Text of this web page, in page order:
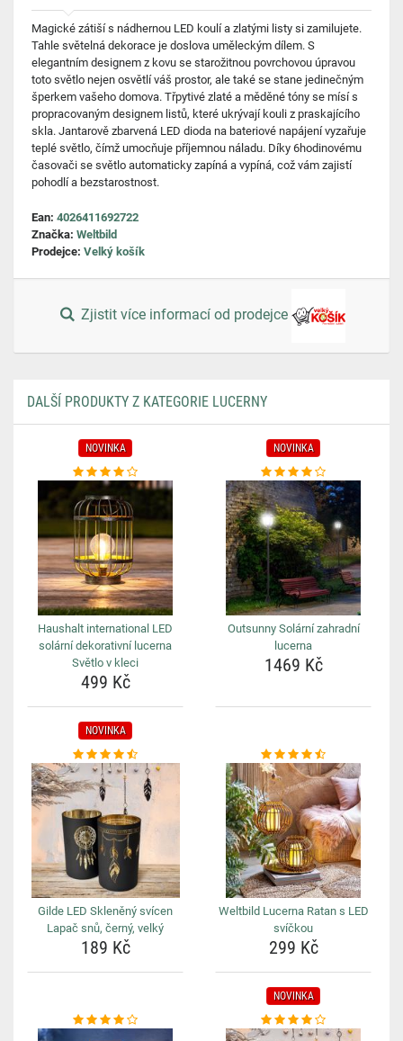
Magické zátiší s nádhernou LED koulí a zlatými listy si zamilujete.
Tahle světelná dekorace je doslova uměleckým dílem. S
elegantním designem z kovu se starožitnou povrchovou úpravou
toto světlo nejen osvětlí váš prostor, ale také se stane jedinečným
šperkem vašeho domova. Třpytivé zlaté a měděné tóny se mísí s
propracovaným designem listů, které ukrývají kouli z praskajícího
skla. Jantarově zbarvená LED dioda na bateriové napájení vyzařuje
teplé světlo, čímž umocňuje příjemnou náladu. Díky 6hodinovému
časovači se světlo automaticky zapíná a vypíná, což vám zajistí
pohodlí a bezstarostnost.
Ean: 4026411692722
Značka: Weltbild
Prodejce: Velký košík
Zjistit více informací od prodejce
DALŠÍ PRODUKTY Z KATEGORIE LUCERNY
NOVINKA
Haushalt international LED
solární dekorativní lucerna
Světlo v kleci
499 Kč
NOVINKA
Outsunny Solární zahradní
lucerna
1469 Kč
NOVINKA
Gilde LED Skleněný svícen
Lapač snů, černý, velký
189 Kč
Weltbild Lucerna Ratan s LED
svíčkou
299 Kč
NOVINKA